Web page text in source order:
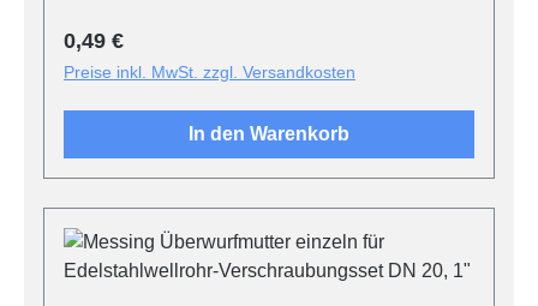
Regulärer Preis:
0,49 €
Preise inkl. MwSt. zzgl. Versandkosten
In den Warenkorb